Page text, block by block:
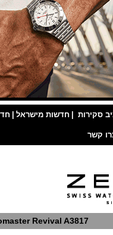
| חדשות מישראל | חדשות
Revival A3817